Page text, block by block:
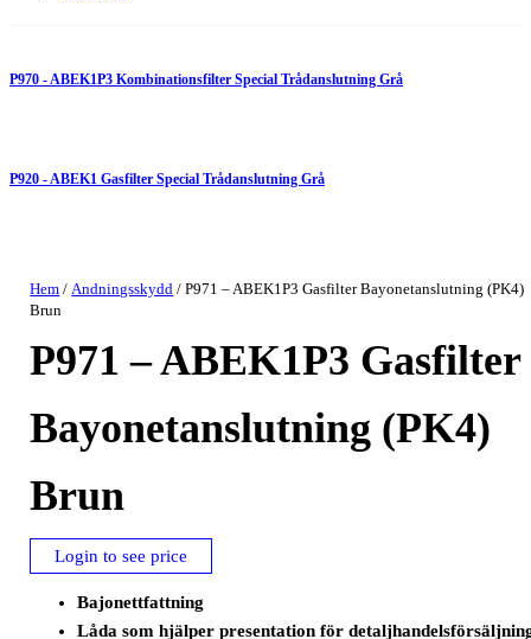
P970 - ABEK1P3 Kombinationsfilter Special Trådanslutning Grå
P920 - ABEK1 Gasfilter Special Trådanslutning Grå
Hem /Andningsskydd / P971 – ABEK1P3 Gasfilter Bayonetanslutning (PK4)
Brun
P971 – ABEK1P3 Gasfilter
Bayonetanslutning (PK4)
Brun
Login to see price
Bajonettfattning
Låda som hjälper presentation för